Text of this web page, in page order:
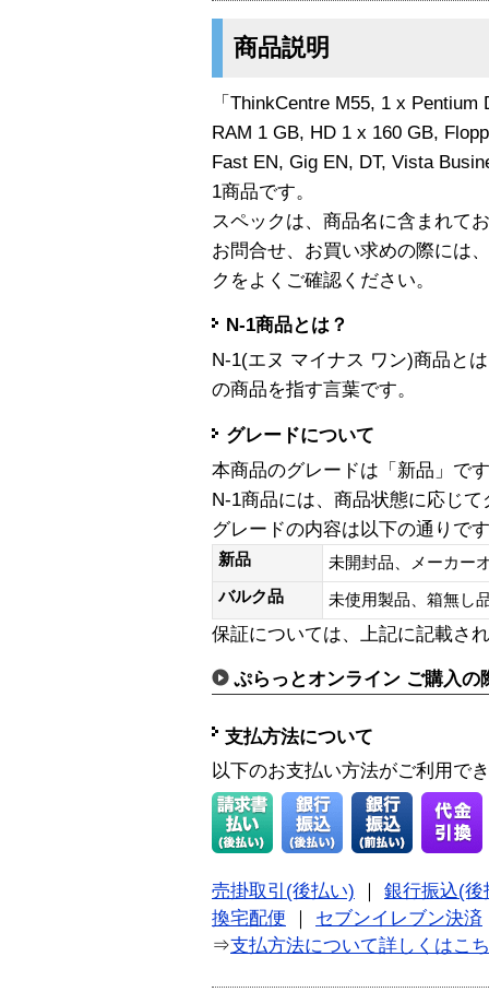
商品説明
「ThinkCentre M55, 1 x
RAM 1 GB, HD 1 x 160 GB,
Fast EN, Gig EN, DT, Vista
1商品です。
スペックは、商品名に含まれて
お問合せ、お買い求めの際には
クをよくご確認ください。
N-1商品とは？
N-1(エヌ マイナス ワン)商品と
の商品を指す言葉です。
グレードについて
本商品のグレードは「新品」です
N-1商品には、商品状態に応じ
グレードの内容は以下の通りで
新品
未開封品、メーカー
バルク品
未使用製品、箱無
保証については、上記に記載さ
ぷらっとオンライン ご購入の
支払方法について
以下のお支払い方法がご利用で
売掛取引(後払い)
銀行振込(後
換宅配便
セブンイレブン決済
⇒支払方法について詳しくはこ